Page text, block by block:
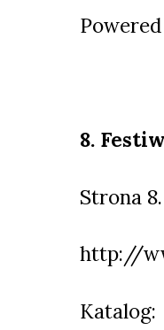
8.
Strona
http://
Katalog: